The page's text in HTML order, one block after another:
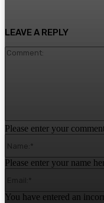
LEAVE A REPLY
Please enter your
Please enter your name
You have entered an